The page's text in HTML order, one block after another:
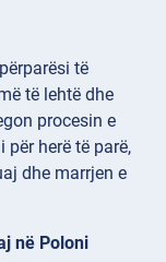
të
të lehtë dhe
procesin e
herë të parë,
dhe marrjen e
në Poloni